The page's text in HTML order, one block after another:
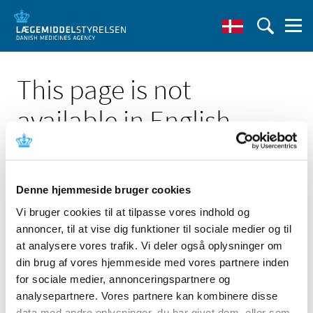
Denne hjemmeside bruger cookies
Vi bruger cookies til at tilpasse vores indhold og
annoncer, til at vise dig funktioner til sociale medier og til
at analysere vores trafik. Vi deler også oplysninger om
din brug af vores hjemmeside med vores partnere inden
for sociale medier, annonceringspartnere og
analysepartnere. Vores partnere kan kombinere disse
This page is not
available in English
Click here to see the Danish page 'Jardiance bevarer
generelt tilskud'
Go to English frontpage